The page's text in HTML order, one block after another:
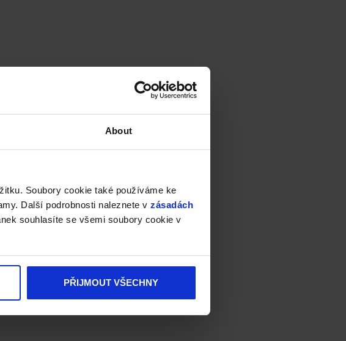
About
Soubory cookie také používáme ke
Další podrobnosti naleznete v zásadách
souhlasíte se všemi soubory cookie v
PŘIJMOUT VŠECHNY